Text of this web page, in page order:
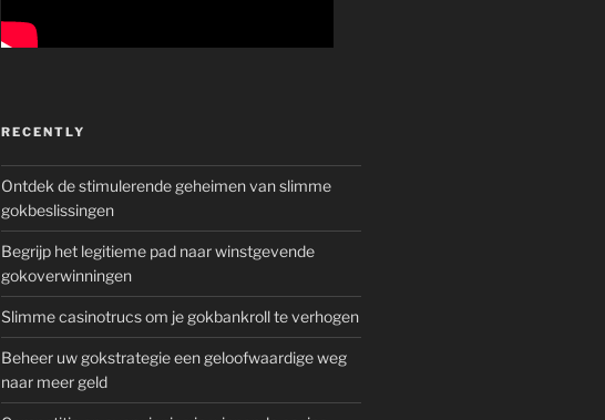
RECENTLY
Ontdek de stimulerende geheimen van slimme
gokbeslissingen
Begrijp het legitieme pad naar winstgevende
gokoverwinningen
Slimme casinotrucs om je gokbankroll te verhogen
Beheer uw gokstrategie een geloofwaardige weg
naar meer geld